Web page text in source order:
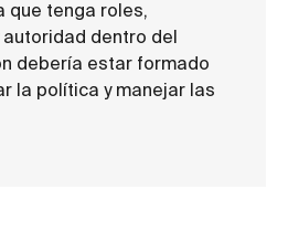
que tenga roles,
dentro del
debería estar formado
la política y manejar las